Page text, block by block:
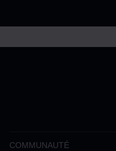
COMMUNAUTÉ